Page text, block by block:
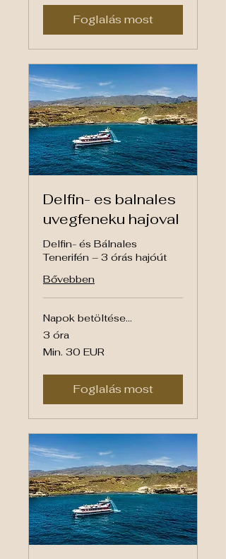
Foglalás most
Delfin- es balnales
uvegfeneku hajoval
Delfin- és Bálnales
Tenerifén – 3 órás hajóút
Bővebben
Napok betöltése...
3 óra
Min.
30
Min. 30 EUR
Foglalás most